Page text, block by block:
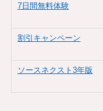
7日間無料体験
割引キャンペーン
ソースネクスト3年版